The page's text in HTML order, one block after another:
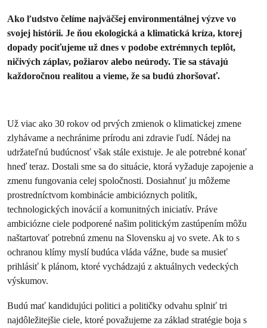
Ako ľudstvo čelíme najväčšej environmentálnej výzve vo
svojej histórii. Je ňou ekologická a klimatická kríza, ktorej
dopady pociťujeme už dnes v podobe extrémnych teplôt,
ničivých záplav, požiarov alebo neúrody. Tie sa stávajú
každoročnou realitou a vieme, že sa budú zhoršovať.
Už viac ako 30 rokov od prvých zmienok o klimatickej zmene
zlyhávame a nechránime prírodu ani zdravie ľudí. Nádej na
udržateľnú budúcnosť však stále existuje. Je ale potrebné konať
hneď teraz. Dostali sme sa do situácie, ktorá vyžaduje zapojenie a
zmenu fungovania celej spoločnosti. Dosiahnuť ju môžeme
prostredníctvom kombinácie ambicióznych politík,
technologických inovácií a komunitných iniciatív. Práve
ambiciózne ciele podporené našim politickým zastúpením môžu
naštartovať potrebnú zmenu na Slovensku aj vo svete. Ak to s
ochranou klímy myslí budúca vláda vážne, bude sa musieť
prihlásiť k plánom, ktoré vychádzajú z aktuálnych vedeckých
výskumov.
Budú mať kandidujúci politici a političky odvahu splniť tri
najdôležitejšie ciele, ktoré považujeme za základ stratégie boja s